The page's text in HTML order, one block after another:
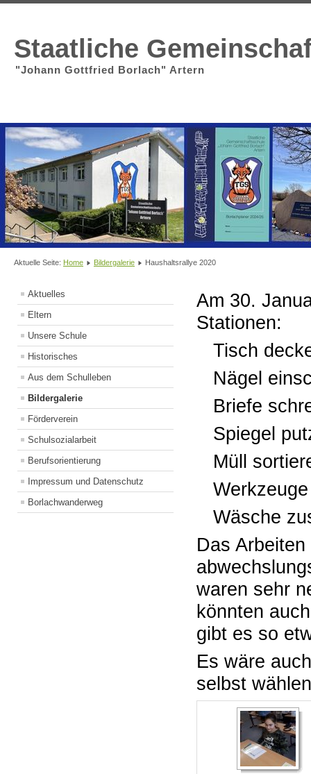
Staatliche
"Johann Gottfried Borlach" Artern
Aktuelle Seite: Home Bildergalerie Haushaltsrallye 2020
Aktuelles
Eltern
Unsere Schule
Historisches
Aus dem Schulleben
Bildergalerie
Förderverein
Schulsozialarbeit
Berufsorientierung
Impressum und Datenschutz
Borlachwanderweg
Am 30.
Stationen:
Tisch
Nägel
Briefe
Spiegel
Müll
Wäsche
Das
waren sehr
könnten
gibt es so
Es wäre
selbst